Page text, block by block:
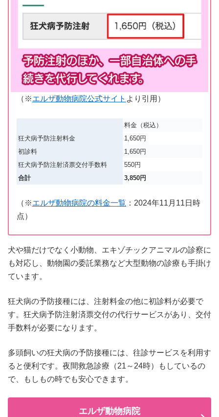
（※エルザ動物病院公式サイト より引用）
料金（税込）
狂犬病予防注射料金
1,650円
初診料
1,650円
狂犬病予防注射済票交付手数料
550円
合計
3,850円
（※エルザ動物病院の料金一覧 ： 2024年11 月 11 日時
点）
犬や猫だけでなく小動物、エキゾチックアニマルの診察に
も対応し、動物園の委託業務など大型動物の診療も手掛け
ています。
狂犬病の予防接種には、注射料金の他に初診料が必要で
す。狂犬病予防注射済票交付の代行サービスがあり、交付
手数料が必要になります。
多頭飼いの狂犬病の予防接種には、往診サービスを利用す
ると便利です。夜間救急診療（21～24時）もしているの
で、もしもの時でも安心できます。
エルザ動物病院